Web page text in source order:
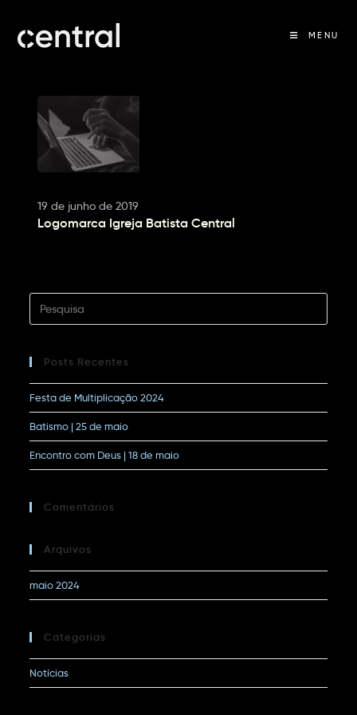
MENU
19 de junho de 2019
Logomarca Igreja Batista Central
Posts Recentes
Festa de Multiplicação 2024
Batismo | 25 de maio
Encontro com Deus | 18 de maio
Comentários
Arquivos
maio 2024
Categorias
Notícias